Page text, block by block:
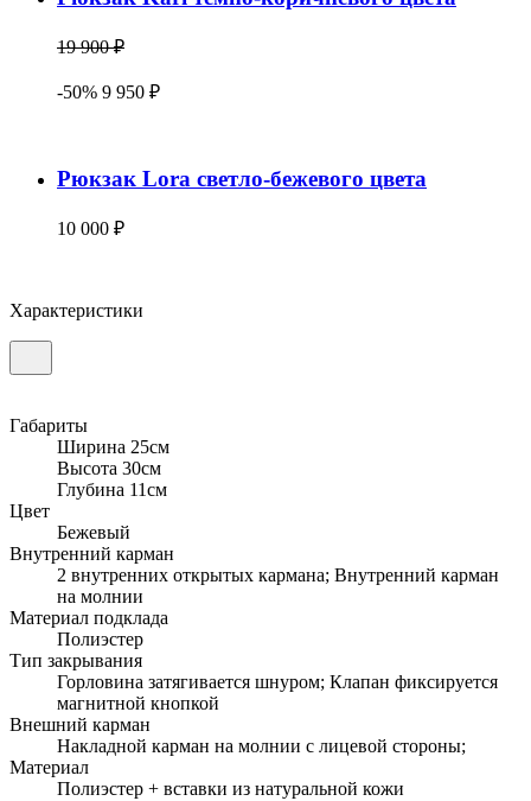
19 900 ₽
-50% 9 950 ₽
Рюкзак Lora светло-бежевого цвета
10 000 ₽
Характеристики
Габариты
Ширина 25см
Высота 30см
Глубина 11см
Цвет
Бежевый
Внутренний карман
2 внутренних открытых кармана; Внутренний карман
на молнии
Материал подклада
Полиэстер
Тип закрывания
Горловина затягивается шнуром; Клапан фиксируется
магнитной кнопкой
Внешний карман
Накладной карман на молнии с лицевой стороны;
Материал
Полиэстер + вставки из натуральной кожи